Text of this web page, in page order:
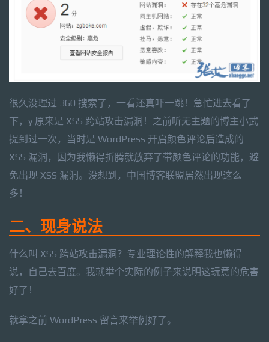
很久没理过 360 搜索了，一看还真吓一跳！急忙进去看了
下，y 原来是 XSS 跨站攻击漏洞！之前听无主题的博主小武
提到过一次，当时是 WordPress 开启颜色评论后造成的
XSS 漏洞，因为我懒得折腾就放弃了带颜色评论的功能，避
免出现 XSS 漏洞。没想到，中国博客联盟居然出现这么
多！
二、现身说法
什么叫 XSS 跨站攻击漏洞？专业理论性的解释我也懒得
说，自己去百度。我就举个实际的例子来说明这玩意的危害
好了！
就拿之前 WordPress 留言来举例好了。